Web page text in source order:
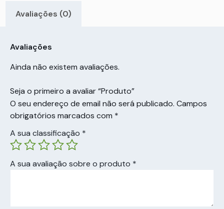
Avaliações (0)
Avaliações
Ainda não existem avaliações.
Seja o primeiro a avaliar “Produto”
O seu endereço de email não será publicado. Campos
obrigatórios marcados com *
A sua classificação *
A sua avaliação sobre o produto *